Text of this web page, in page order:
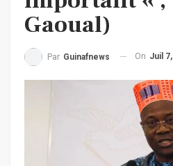
Gaoual)
Par Guinafnews On Juil